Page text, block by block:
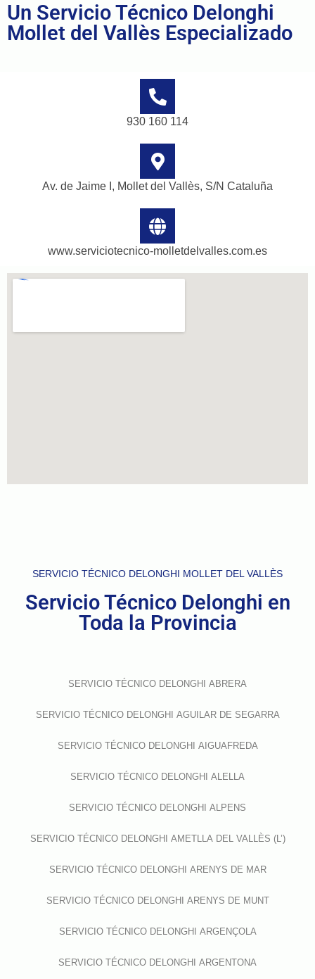
Un Servicio Técnico Delonghi
Mollet del Vallès Especializado
930 160 114
Av. de Jaime I, Mollet del Vallès, S/N Cataluña
www.serviciotecnico-molletdelvalles.com.es
SERVICIO TÉCNICO DELONGHI MOLLET DEL VALLÈS
Servicio Técnico Delonghi en
Toda la Provincia
SERVICIO TÉCNICO DELONGHI ABRERA
SERVICIO TÉCNICO DELONGHI AGUILAR DE SEGARRA
SERVICIO TÉCNICO DELONGHI AIGUAFREDA
SERVICIO TÉCNICO DELONGHI ALELLA
SERVICIO TÉCNICO DELONGHI ALPENS
SERVICIO TÉCNICO DELONGHI AMETLLA DEL VALLÈS (L’)
SERVICIO TÉCNICO DELONGHI ARENYS DE MAR
SERVICIO TÉCNICO DELONGHI ARENYS DE MUNT
SERVICIO TÉCNICO DELONGHI ARGENÇOLA
SERVICIO TÉCNICO DELONGHI ARGENTONA